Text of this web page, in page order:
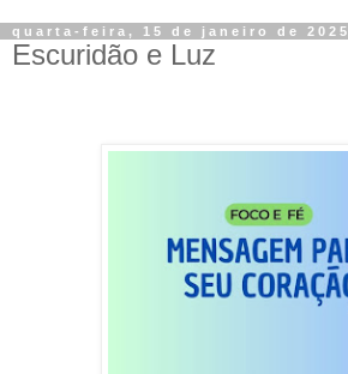
quarta-feira, 15 de janeiro de 2025
Escuridão e Luz